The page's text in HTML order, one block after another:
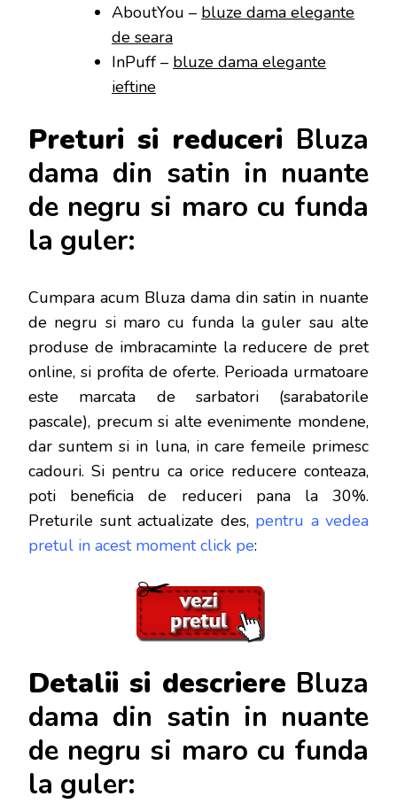
AboutYou – bluze dama elegante
de seara
InPuff – bluze dama elegante
ieftine
Preturi si reduceri Bluza
dama din satin in nuante
de negru si maro cu funda
la guler:
Cumpara acum Bluza dama din satin in nuante
de negru si maro cu funda la guler sau alte
produse de imbracaminte la reducere de pret
online, si profita de oferte. Perioada urmatoare
este marcata de sarbatori (sarabatorile
pascale), precum si alte evenimente mondene,
dar suntem si in luna, in care femeile primesc
cadouri. Si pentru ca orice reducere conteaza,
poti beneficia de reduceri pana la 30%.
Preturile sunt actualizate des, pentru a vedea
pretul in acest moment click pe:
Detalii si descriere Bluza
dama din satin in nuante
de negru si maro cu funda
la guler: